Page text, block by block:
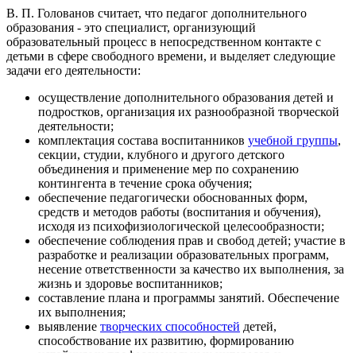
В. П. Голованов считает, что педагог дополнительного
образования - это специалист, организующий
образовательный процесс в непосредственном контакте с
детьми в сфере свободного времени, и выделяет следующие
задачи его деятельности:
осуществление дополнительного образования детей и
подростков, организация их разнообразной творческой
деятельности;
комплектация состава воспитанников учебной группы,
секции, студии, клубного и другого детского
объединения и применение мер по сохранению
контингента в течение срока обучения;
обеспечение педагогически обоснованных форм,
средств и методов работы (воспитания и обучения),
исходя из психофизиологической целесообразности;
обеспечение соблюдения прав и свобод детей; участие в
разработке и реализации образовательных программ,
несение ответственности за качество их выполнения, за
жизнь и здоровье воспитанников;
составление плана и программы занятий. Обеспечение
их выполнения;
выявление творческих способностей детей,
способствование их развитию, формированию